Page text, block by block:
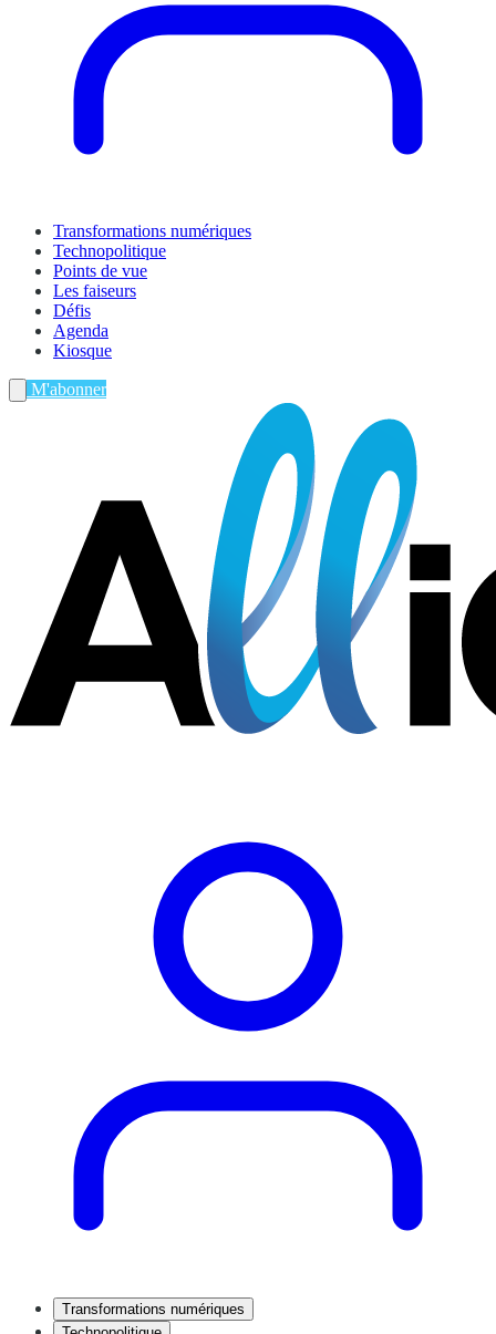
Transformations numériques
Technopolitique
Points de vue
Les faiseurs
Défis
Agenda
Kiosque
M'abonner
Transformations numériques